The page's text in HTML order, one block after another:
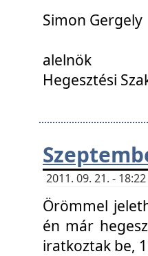
Simon Gergely
alelnök
Hegesztési
2011. 09. 21. -
Örömmel
én már
iratkoztak be,